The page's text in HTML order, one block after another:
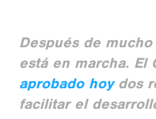
Después de
está en marcha. El
aprobado hoydos
facilitar el